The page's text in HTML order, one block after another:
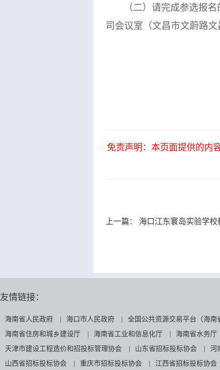
（二） 请完成参选报
司会议室（文昌市文蔚路
免责声明：本页面提供的内
上一篇： 海口江东寰岛实验学
友情链接：
海南省人民政府 海口市人民政府
全国公共资源交易平台（海南
海南省住房和城乡建设厅
海南省工业和信息化厅
海南省水务厅
天津市建设工程造价和招投标管理协会
山东省招标投标协会
河
山西省招标投标协会
重庆市招标投标协会
江西省招标投标协会